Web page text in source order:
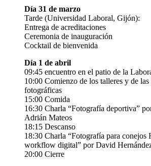
Día 31 de marzo
Tarde (Universidad Laboral, Gijón):
Entrega de acreditaciones
Ceremonia de inauguración
Cocktail de bienvenida
Día 1 de abril
09:45 encuentro en el patio de la
10:00 Comienzo de los talleres y de las
fotográficas
15:00 Comida
16:30 Charla “Fotografía deportiva”
Adrián Mateos
18:15 Descanso
18:30 Charla “Fotografía para conejos
workflow digital” por David
20:00 Cierre